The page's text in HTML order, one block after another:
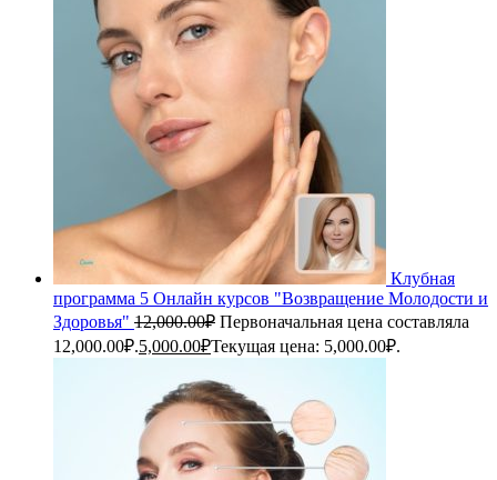
Клубная
программа 5 Онлайн курсов "Возвращение Молодости и
Здоровья" 12,000.00₽ Первоначальная цена составляла
12,000.00₽.5,000.00₽Текущая цена: 5,000.00₽.